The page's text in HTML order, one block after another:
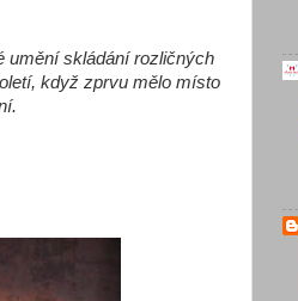
umění skládání rozličných
když zprvu mělo místo